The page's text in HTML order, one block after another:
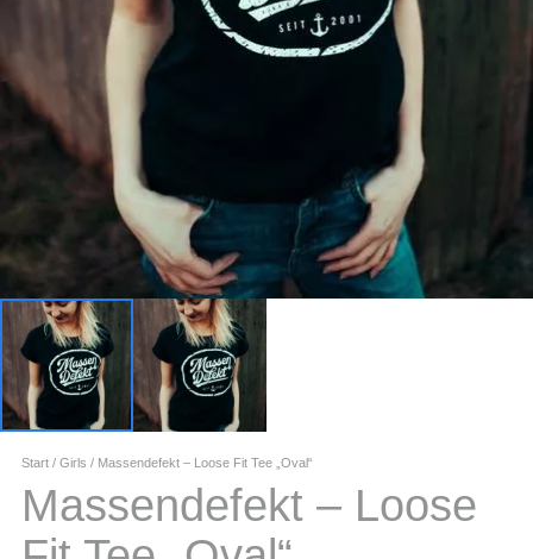
Start / Girls / Massendefekt – Loose Fit Tee „Oval“
Massendefekt – Loose